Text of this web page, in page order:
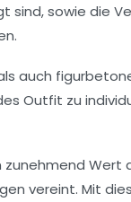
sind, sowie die
auch
Outfit zu
zunehmend Wert
vereint. Mit